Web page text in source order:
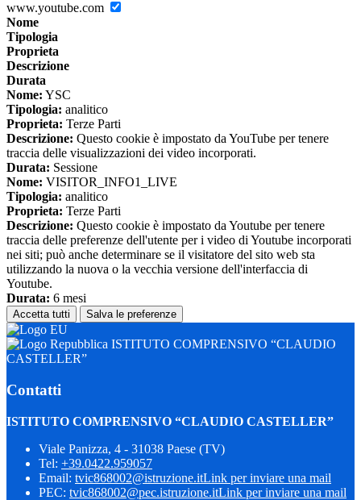
www.youtube.com
Nome
Tipologia
Proprieta
Descrizione
Durata
Nome: YSC
Tipologia: analitico
Proprieta: Terze Parti
Descrizione: Questo cookie è impostato da YouTube per tenere
traccia delle visualizzazioni dei video incorporati.
Durata: Sessione
Nome: VISITOR_INFO1_LIVE
Tipologia: analitico
Proprieta: Terze Parti
Descrizione: Questo cookie è impostato da Youtube per tenere
traccia delle preferenze dell'utente per i video di Youtube incorporati
nei siti; può anche determinare se il visitatore del sito web sta
utilizzando la nuova o la vecchia versione dell'interfaccia di
Youtube.
Durata: 6 mesi
Accetta tutti Salva le preferenze
ISTITUTO COMPRENSIVO “CLAUDIO
CASTELLER”
Contatti
ISTITUTO COMPRENSIVO “CLAUDIO CASTELLER”
Viale Panizza, 4 - 31038 Paese (TV)
Tel: +39.0422.959057
Email: tvic868002@istruzione.itLink per inviare una mail
PEC: tvic868002@pec.istruzione.itLink per inviare una mail